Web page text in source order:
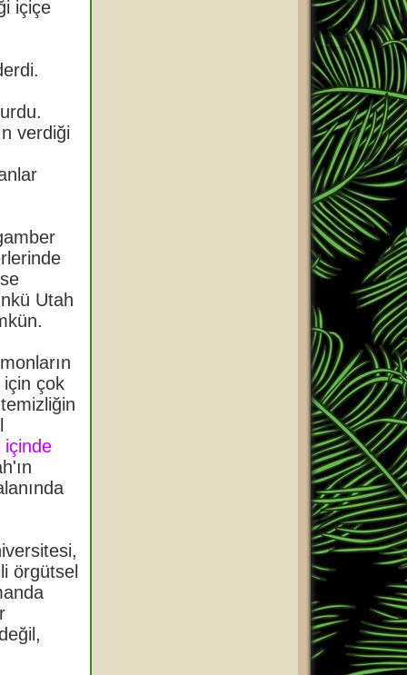
içiçe
verdiği
Utah
için çok
içinde
örgütsel